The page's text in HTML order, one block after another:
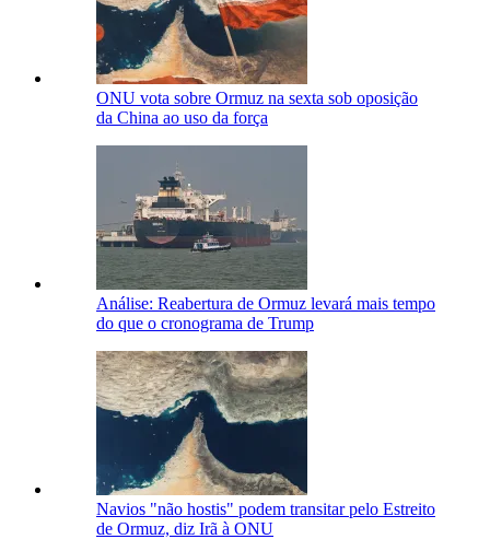
ONU vota sobre Ormuz na sexta sob oposição
da China ao uso da força
Análise: Reabertura de Ormuz levará mais tempo
do que o cronograma de Trump
Navios "não hostis" podem transitar pelo Estreito
de Ormuz, diz Irã à ONU